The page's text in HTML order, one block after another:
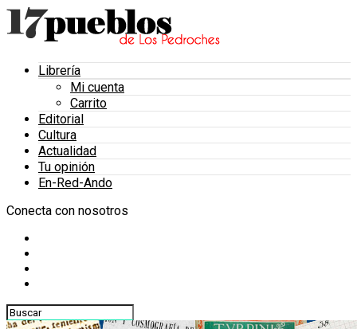
Librería
Mi cuenta
Carrito
Editorial
Cultura
Actualidad
Tu opinión
En-Red-Ando
Conecta con nosotros